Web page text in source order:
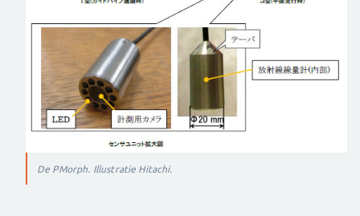
De PMorph. Illustratie Hitachi.